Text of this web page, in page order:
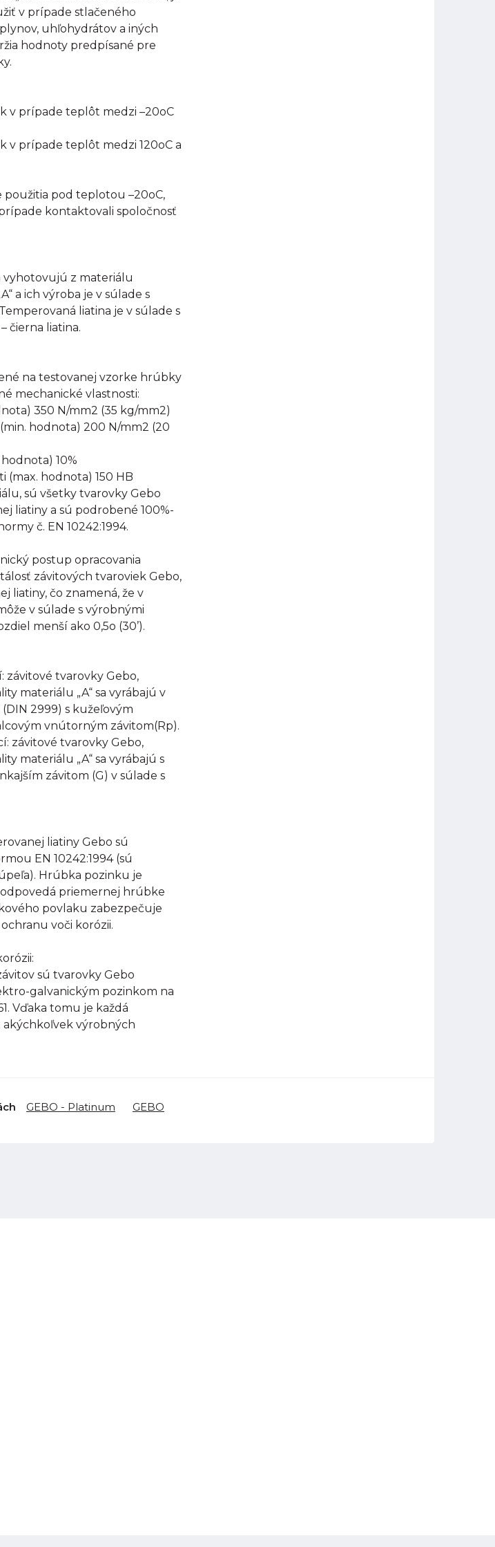
v prípade stlačeného
uhľohydrátov a iných
hodnoty predpísané pre
v prípade teplôt medzi –20oC
v prípade teplôt medzi 120oC a
použitia pod teplotou –20oC,
kontaktovali spoločnosť
vyhotovujú z materiálu
a ich výroba je v súlade s
liatina je v súlade s
čierna liatina.
na testovanej vzorke hrúbky
mechanické vlastnosti:
350 N/mm2 (35 kg/mm2)
hodnota) 200 N/mm2 (20
10%
(max. hodnota) 150 HB
sú všetky tvarovky Gebo
liatiny a sú podrobené 100%-
č. EN 10242:1994.
postup opracovania
závitových tvaroviek Gebo,
liatiny, čo znamená, že v
v súlade s výrobnými
menší ako 0,5o (30’).
závitové tvarovky Gebo,
materiálu „A“ sa vyrábajú v
2999) s kužeľovým
vnútorným závitom(Rp).
závitové tvarovky Gebo,
materiálu „A“ sa vyrábajú s
závitom (G) v súlade s
liatiny Gebo sú
EN 10242:1994 (sú
Hrúbka pozinku je
priemernej hrúbke
povlaku zabezpečuje
voči korózii.
sú tvarovky Gebo
galvanickým pozinkom na
Vďaka tomu je každá
akýchkoľvek výrobných
GEBO - Platinum GEBO